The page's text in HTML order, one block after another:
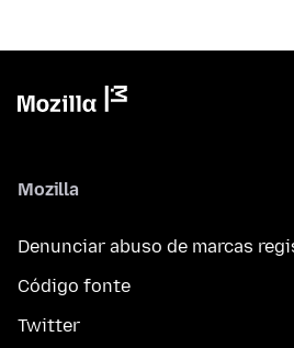
Mozilla
Denunciar abuso de marcas
Código fonte
Twitter